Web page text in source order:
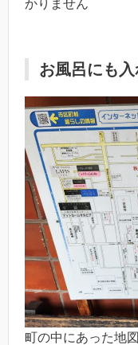
かりません
お風呂にも入
町の中にあった地